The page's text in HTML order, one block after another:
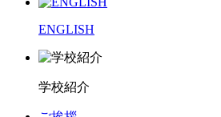
ENGLISH
学校紹介